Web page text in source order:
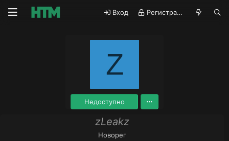
Вход Регистрация
Z
Недоступно
zLeakz
Новорег